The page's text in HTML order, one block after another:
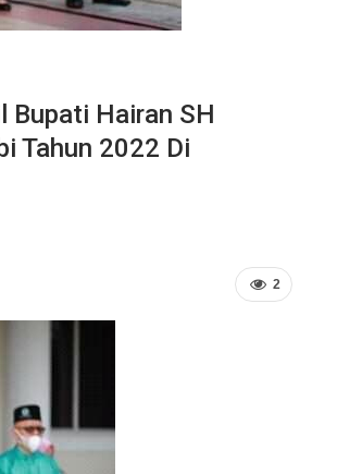
Bupati Hairan SH
Tahun 2022 Di
2